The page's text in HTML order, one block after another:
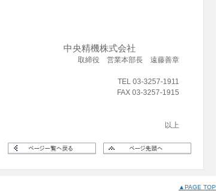
中央精機株式会社
取締役 営業本部長 遠藤善章
TEL 03-3257-1911
FAX 03-3257-1915
以上
▲PAGE TOP